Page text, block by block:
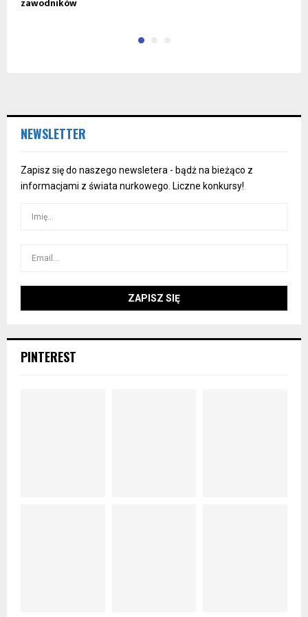
zawodników
NEWSLETTER
Zapisz się do naszego newsletera - bądż na bieżąco z
informacjami z świata nurkowego. Liczne konkursy!
PINTEREST